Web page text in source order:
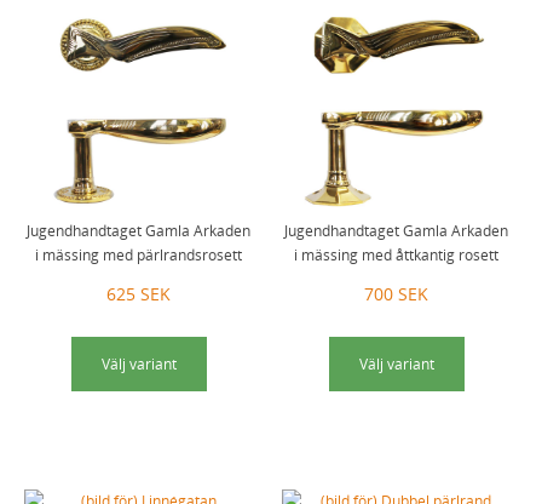
Jugendhandtaget Gamla Arkaden
i mässing med pärlrandsrosett
625 SEK
Välj variant
Jugendhandtaget Gamla Arkaden
i mässing med åttkantig rosett
700 SEK
Välj variant